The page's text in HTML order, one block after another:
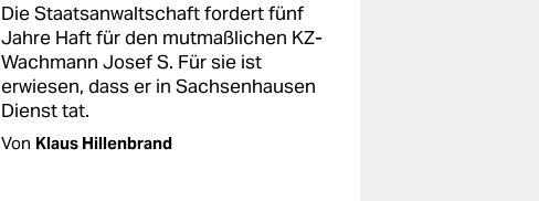
Die Staatsanwaltschaft fordert fünf
Jahre Haft für den mutmaßlichen KZ-
Wachmann Josef S. Für sie ist
erwiesen, dass er in Sachsenhausen
Dienst tat.
Von Klaus Hillenbrand